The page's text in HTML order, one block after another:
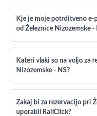
Kje je moje potrditveno e-
od Železnice Nizozemske -
Kateri vlaki so na voljo za
Nizozemske - NS?
Zakaj bi za rezervacijo pri
uporabil RailClick?